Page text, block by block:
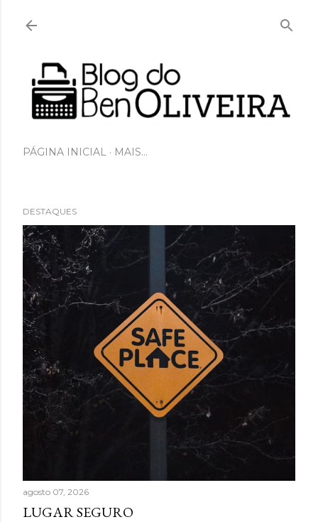
PÁGINA INICIAL MAIS…
DESTAQUES
agosto 07, 2026
LUGAR SEGURO